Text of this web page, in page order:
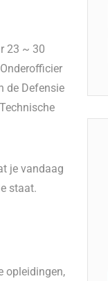
23 ~ 30
de Defensie
je vandaag
staat.
opleidingen,